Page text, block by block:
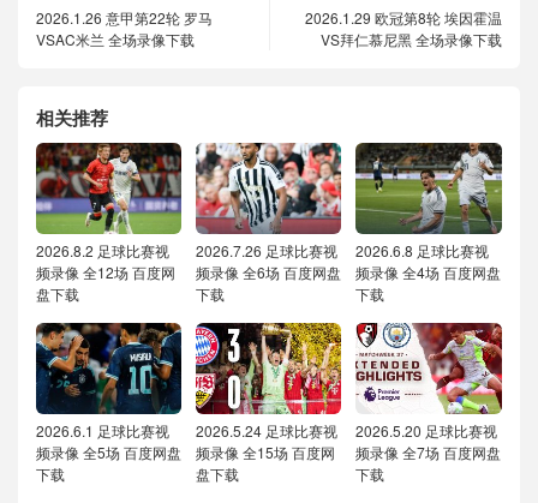
2026.1.26 意甲第22轮 罗马
VSAC米兰 全场录像下载
2026.1.29 欧冠第8轮 埃因霍温
VS拜仁慕尼黑 全场录像下载
相关推荐
2026.8.2 足球比赛视
频录像 全12场 百度网
盘下载
2026.7.26 足球比赛视
频录像 全6场 百度网盘
下载
2026.6.8 足球比赛视
频录像 全4场 百度网盘
下载
2026.6.1 足球比赛视
频录像 全5场 百度网盘
下载
2026.5.24 足球比赛视
频录像 全15场 百度网
盘下载
2026.5.20 足球比赛视
频录像 全7场 百度网盘
下载